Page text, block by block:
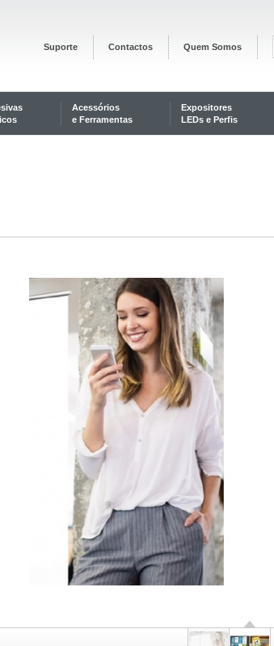
Suporte Contactos Quem Somos
Acessórios
e Ferramentas
Expositores
LEDs e Perfis